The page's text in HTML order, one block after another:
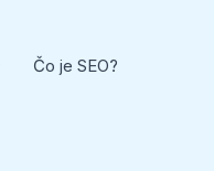
Čo je SEO?